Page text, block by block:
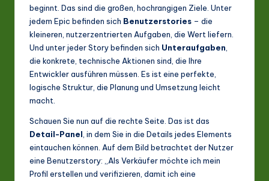
o
ti
o
beginnt. Das sind die großen, hochrangigen Ziele. Unter
jedem Epic befinden sich Benutzerstories – die
kleineren, nutzerzentrierten Aufgaben, die Wert liefern.
Und unter jeder Story befinden sich Unteraufgaben
die konkrete, technische Aktionen sind, die Ihre
Entwickler ausführen müssen. Es ist eine perfekte,
logische Struktur, die Planung und Umsetzung leicht
macht.
Schauen Sie nun auf die rechte Seite. Das ist das
Detail-Panel , in dem Sie in die Details jedes Elements
eintauchen können. Auf dem Bild betrachtet der Nutzer
eine Benutzerstory: „Als Verkäufer möchte ich mein
Profil erstellen und verifizieren, damit ich eine